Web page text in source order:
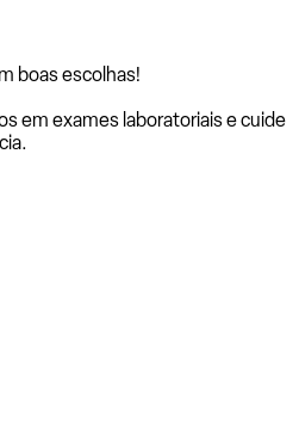
boas escolhas!
em exames laboratoriais e cuide